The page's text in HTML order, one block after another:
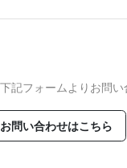
記フォームよりお問
お問い合わせはこちら